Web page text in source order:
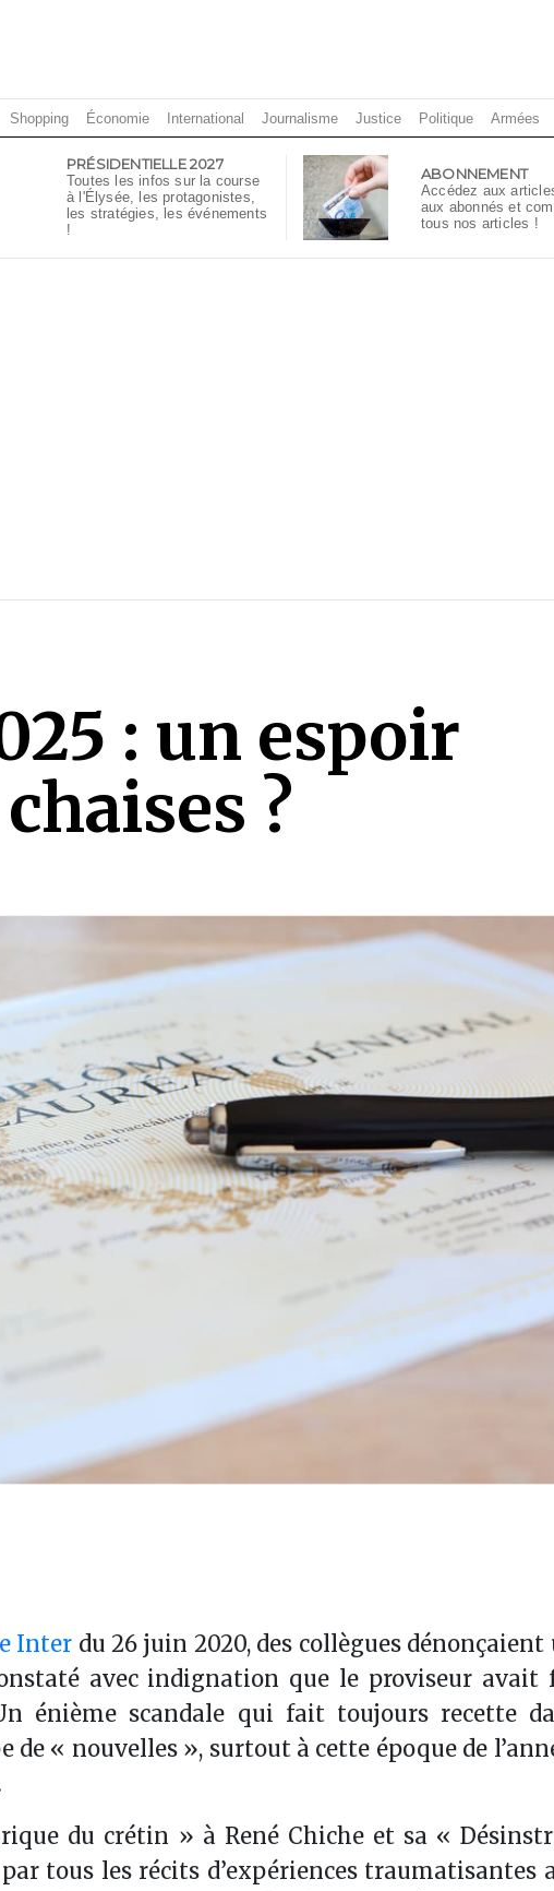
Shopping Économie International Journalisme Justice Politique Armées
PRÉSIDENTIELLE 2027
Toutes les infos sur la course
à l'Élysée, les protagonistes,
les stratégies, les événements
!
ABONNEMENT
Accédez aux
aux abonnés et
tous nos articles !
: un espoir
?
Inter du 26 juin 2020, des collègues dénonçaient
avec indignation que le proviseur avait
énième scandale qui fait toujours recette
de « nouvelles », surtout à cette époque de
du crétin » à René Chiche et sa «
tous les récits d’expériences traumatisantes